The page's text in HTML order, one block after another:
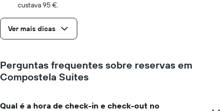
apresenta
o
preço
um
quarto
custava 95 €.
Ver mais dicas
Perguntas frequentes sobre reservas em
Compostela Suites
Qual é a hora de check-in e check-out no